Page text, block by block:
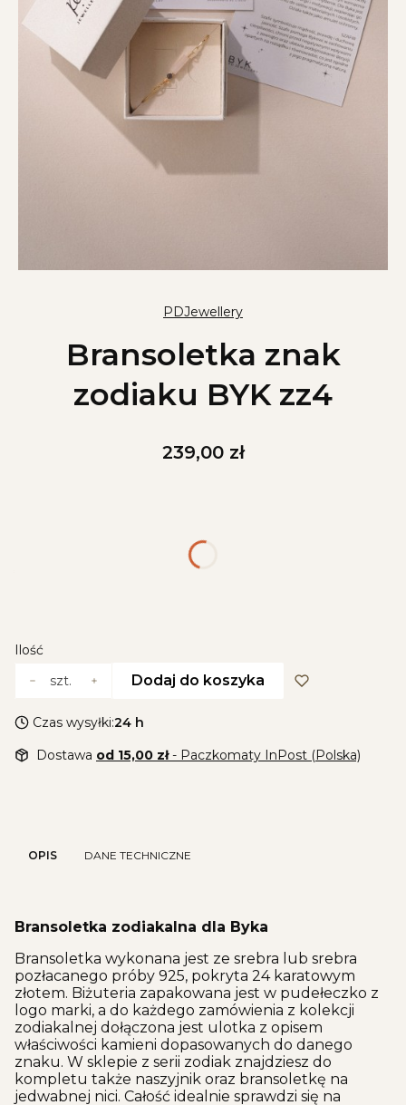
PDJewellery
Bransoletka znak
zodiaku BYK zz4
Cena
239,00 zł
Ilość
szt.
Dodaj do koszyka
Czas wysyłki:24 h
Dostawa od 15,00 zł- Paczkomaty InPost (Polska)
OPIS DANE TECHNICZNE
Bransoletka zodiakalna dla Byka
Bransoletka wykonana jest ze srebra lub srebra
pozłacanego próby 925, pokryta 24 karatowym
złotem. Biżuteria zapakowana jest w pudełeczko z
logo marki, a do każdego zamówienia z kolekcji
zodiakalnej dołączona jest ulotka z opisem
właściwości kamieni dopasowanych do danego
znaku. W sklepie z serii zodiak znajdziesz do
kompletu także naszyjnik oraz bransoletkę na
jedwabnej nici. Całość idealnie sprawdzi się na